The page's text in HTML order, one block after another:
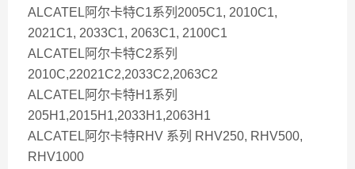
ALCATEL阿尔卡特C1系列2005C1, 2010C1,
2021C1, 2033C1, 2063C1, 2100C1
ALCATEL阿尔卡特C2系列
2010C,22021C2,2033C2,2063C2
ALCATEL阿尔卡特H1系列
205H1,2015H1,2033H1,2063H1
ALCATEL阿尔卡特RHV 系列 RHV250, RHV500,
RHV1000